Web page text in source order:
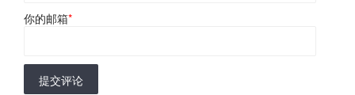
你的邮箱*
提交评论